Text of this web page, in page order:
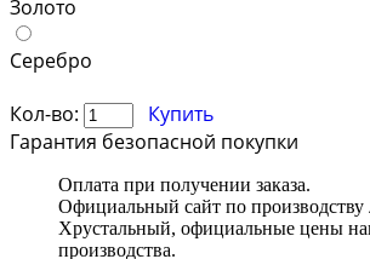
Золото
Серебро
Кол-во:
Купить
Гарантия безопасной покупки
Оплата при получении заказа.
Официальный сайт по производству
Хрустальный, официальные цены
производства.